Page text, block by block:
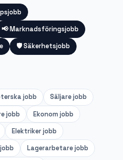
📢Marknadsföringsjobb
🛡️Säkerhetsjobb
jobb Säljarejobb
jobb Ekonom jobb
Elektrikerjobb
jobb Lagerarbetarejobb